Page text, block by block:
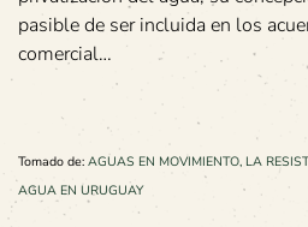
pasible de ser incluida en los
comercial…
Tomado de: AGUAS EN MOVIMIENTO, LA
AGUA EN URUGUAY